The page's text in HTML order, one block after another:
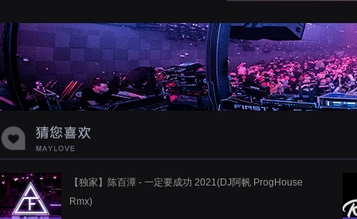
蝉爸爸妈妈爱存在夏天的风是想你的
声音啊
【独家】陈百潭 - 一定要成功 2021(DJ阿帆 ProgHouse
Rmx)